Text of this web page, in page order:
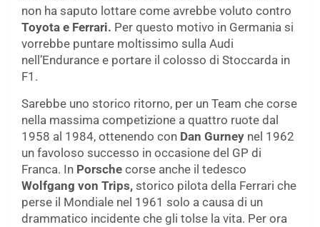
non ha saputo lottare come avrebbe voluto contro
Toyota e Ferrari. Per questo motivo in Germania si
vorrebbe puntare moltissimo sulla Audi
nell’Endurance e portare il colosso di Stoccarda in
F1.
Sarebbe uno storico ritorno, per un Team che corse
nella massima competizione a quattro ruote dal
1958 al 1984, ottenendo con Dan Gurney nel 1962
un favoloso successo in occasione del GP di
Franca. In Porsche corse anche il tedesco
Wolfgang von Trips, storico pilota della Ferrari che
perse il Mondiale nel 1961 solo a causa di un
drammatico incidente che gli tolse la vita. Per ora